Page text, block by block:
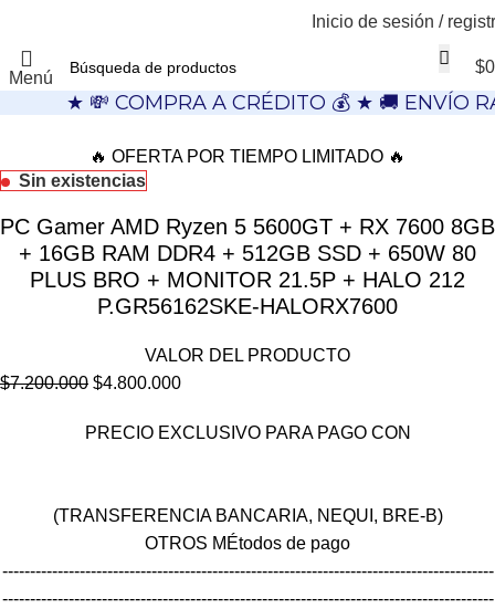
Inicio de sesión /
Menú
$0
★ 💸 COMPRA A CRÉDITO 💰 ★ 🚚 ENVÍO
🔥 OFERTA POR TIEMPO LIMITADO 🔥
Sin existencias
PC Gamer AMD Ryzen 5 5600GT + RX 7600 8GB
+ 16GB RAM DDR4 + 512GB SSD + 650W 80
PLUS BRO + MONITOR 21.5P + HALO 212
P.GR56162SKE-HALORX7600
VALOR DEL PRODUCTO
$7.200.000 $4.800.000
PRECIO EXCLUSIVO PARA PAGO CON
(TRANSFERENCIA BANCARIA, NEQUI, BRE-B)
OTROS MÉtodos de pago
-----------------------------------------------------------------------------------------
-----------------------------------------------------------------------------------------